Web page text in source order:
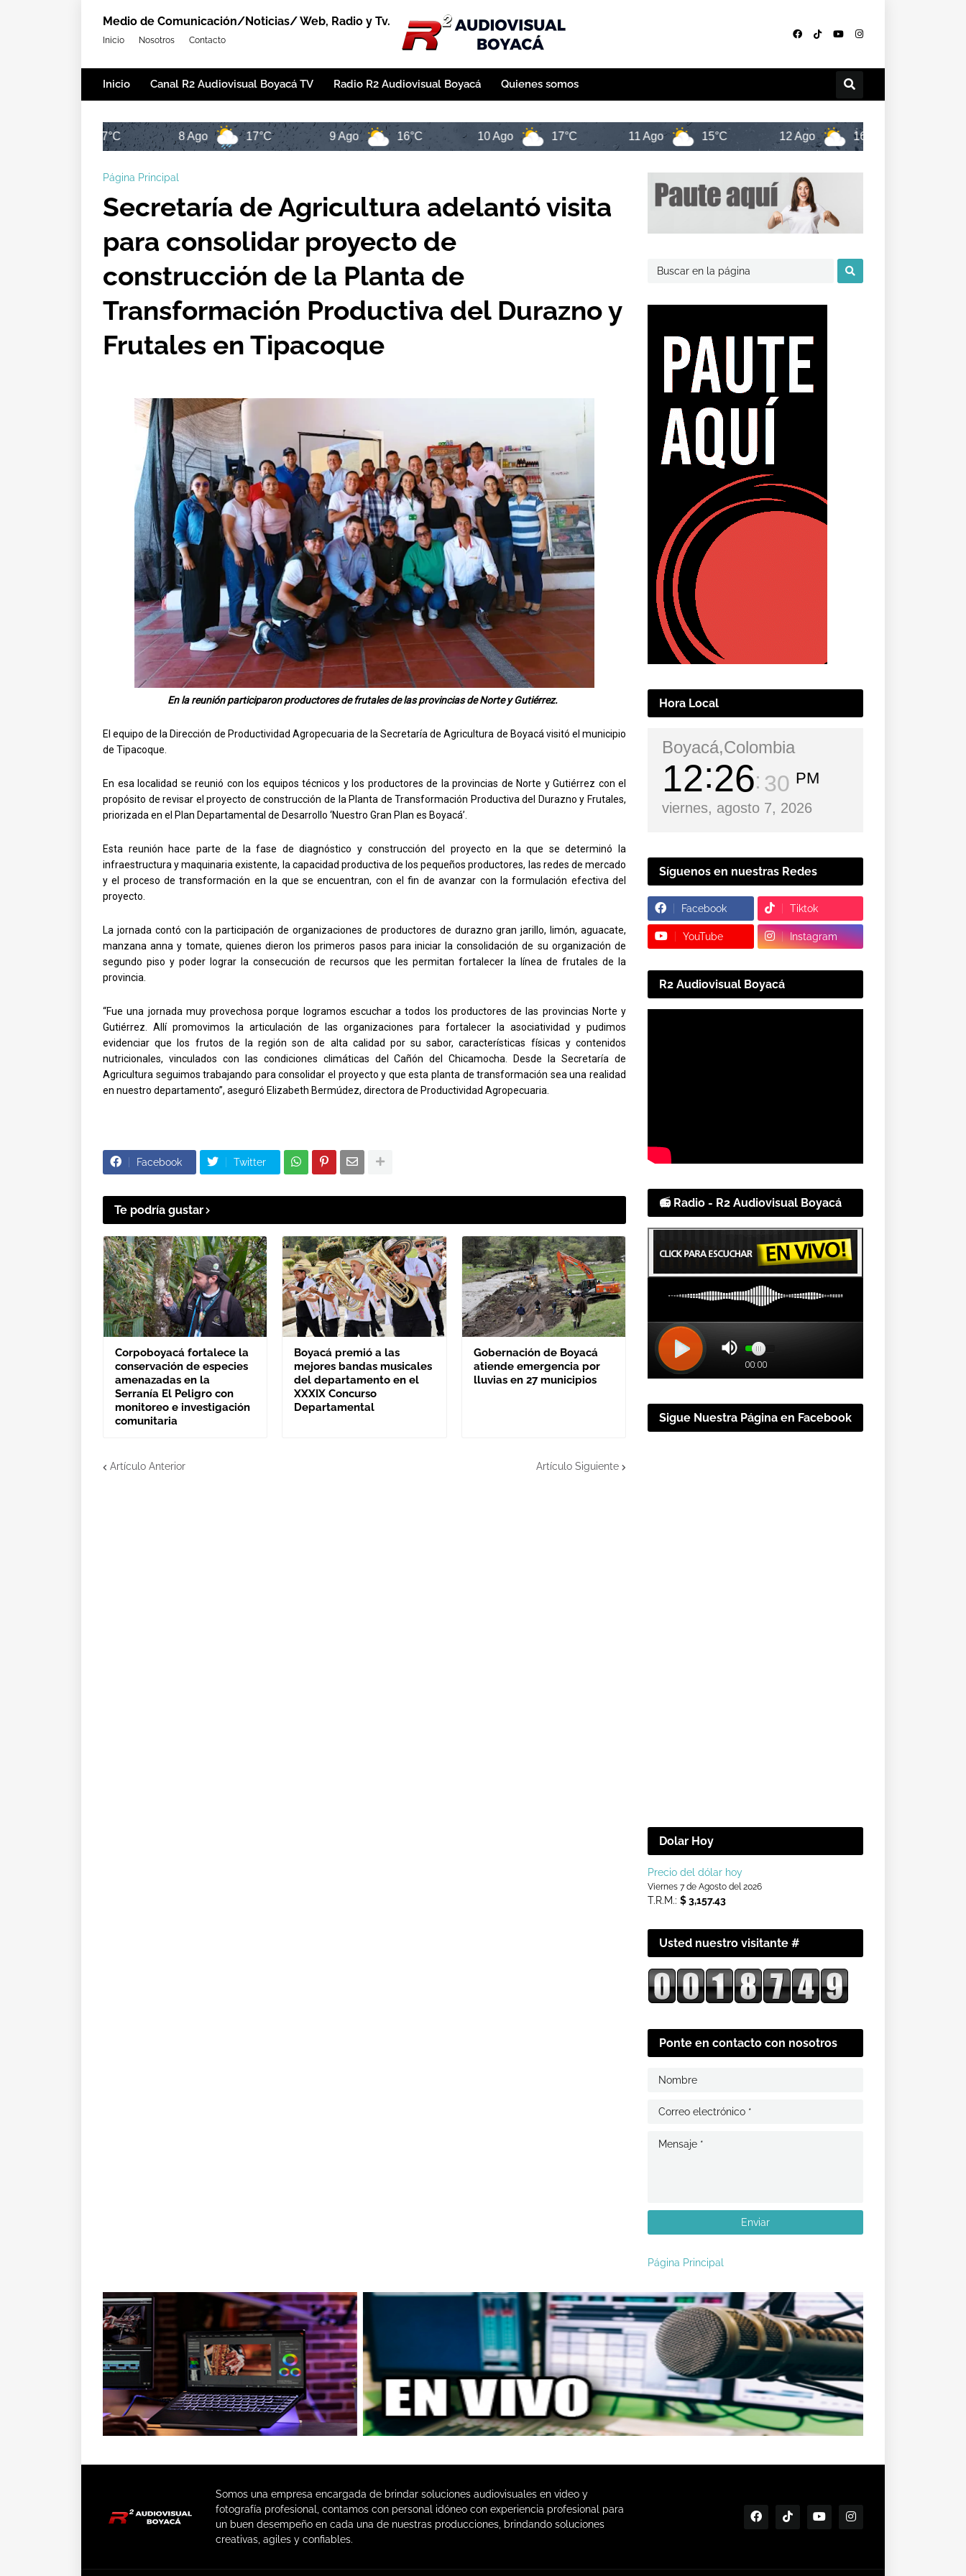
Medio de Comunicación/Noticias/ Web, Radio y Tv.
Inicio Nosotros Contacto
Inicio Canal R2 Audiovisual Boyacá TV Radio R2 Audiovisual Boyacá Quienes somos
8 Ago 17°C 9 Ago 16°C 10 Ago 17°C 11 Ago 15°C 12 Ago 16°C
Página Principal
Secretaría de Agricultura adelantó visita
para consolidar proyecto de
construcción de la Planta de
Transformación Productiva del Durazno y
Frutales en Tipacoque
En la reunión participaron productores de frutales de las provincias de Norte y Gutiérrez.
El equipo de la Dirección de Productividad Agropecuaria de la Secretaría de Agricultura de Boyacá visitó el municipio
de Tipacoque.
En esa localidad se reunió con los equipos técnicos y los productores de la provincias de Norte y Gutiérrez con el
propósito de revisar el proyecto de construcción de la Planta de Transformación Productiva del Durazno y Frutales,
priorizada en el Plan Departamental de Desarrollo ‘Nuestro Gran Plan es Boyacá’.
Esta reunión hace parte de la fase de diagnóstico y construcción del proyecto en la que se determinó la
infraestructura y maquinaria existente, la capacidad productiva de los pequeños productores, las redes de mercado
y el proceso de transformación en la que se encuentran, con el fin de avanzar con la formulación efectiva del
proyecto.
La jornada contó con la participación de organizaciones de productores de durazno gran jarillo, limón, aguacate,
manzana anna y tomate, quienes dieron los primeros pasos para iniciar la consolidación de su organización de
segundo piso y poder lograr la consecución de recursos que les permitan fortalecer la línea de frutales de la
provincia.
“Fue una jornada muy provechosa porque logramos escuchar a todos los productores de las provincias Norte y
Gutiérrez. Allí promovimos la articulación de las organizaciones para fortalecer la asociatividad y pudimos
evidenciar que los frutos de la región son de alta calidad por su sabor, características físicas y contenidos
nutricionales, vinculados con las condiciones climáticas del Cañón del Chicamocha. Desde la Secretaría de
Agricultura seguimos trabajando para consolidar el proyecto y que esta planta de transformación sea una realidad
en nuestro departamento”, aseguró Elizabeth Bermúdez, directora de Productividad Agropecuaria.
Facebook Twitter
Te podría gustar
Corpoboyacá fortalece la
conservación de especies
amenazadas en la
Serranía El Peligro con
monitoreo e investigación
comunitaria
Boyacá premió a las
mejores bandas musicales
del departamento en el
XXXIX Concurso
Departamental
Gobernación de Boyacá
atiende emergencia por
lluvias en 27 municipios
Artículo Anterior Artículo Siguiente
Hora Local
Boyacá,Colombia
12 26 31 PM
viernes, agosto 7, 2026
Síguenos en nuestras Redes
Facebook Tiktok
YouTube Instagram
R2 Audiovisual Boyacá
📻 Radio - R2 Audiovisual Boyacá
Sigue Nuestra Página en Facebook
Dolar Hoy
Precio del dólar hoy
Viernes 7 de Agosto del 2026
T.R.M.: $ 3,157.43
Usted nuestro visitante #
Ponte en contacto con nosotros
Página Principal
Somos una empresa encargada de brindar soluciones audiovisuales en video y
fotografía profesional, contamos con personal idóneo con experiencia profesional para
un buen desempeño en cada una de nuestras producciones, brindando soluciones
creativas, agiles y confiables.